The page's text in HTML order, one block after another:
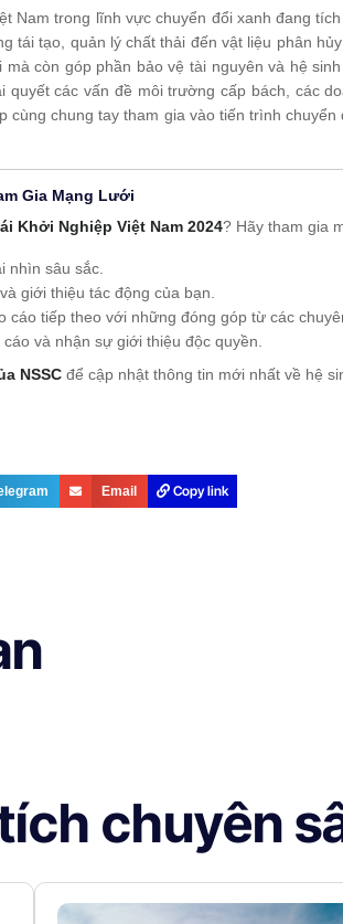
Nam trong lĩnh vực chuyển đổi xanh đang
tái tạo, quản lý chất thải đến vật liệu phân
còn góp phần bảo vệ tài nguyên và hệ
quyết các vấn đề môi trường cấp bách, các
cùng chung tay tham gia vào tiến trình
Gia Mạng Lưới
Khởi Nghiệp Việt Nam 2024? Hãy tham gia
nhìn sâu sắc.
giới thiệu tác động của bạn.
cáo tiếp theo với những đóng góp từ các
và nhận sự giới thiệu độc quyền.
NSSC để cập nhật thông tin mới nhất về hệ
Email Copy link
chuyên